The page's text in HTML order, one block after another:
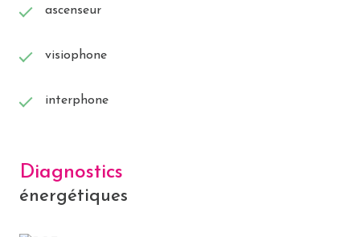
ascenseur
visiophone
interphone
Diagnostics
énergétiques